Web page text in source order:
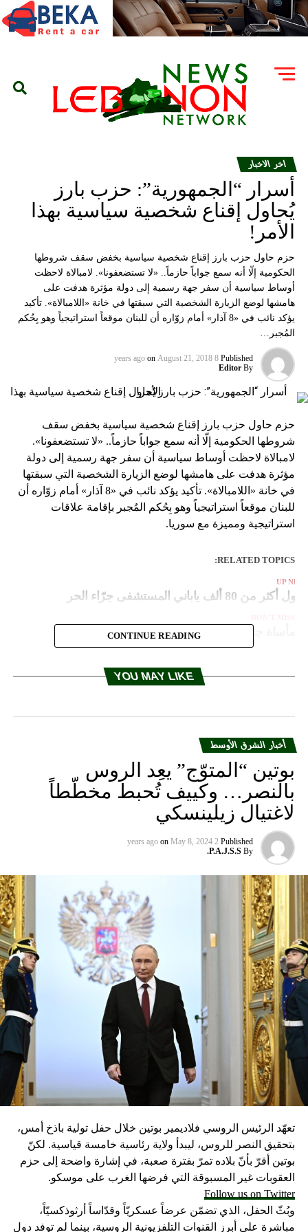
اخر الاخبار
أسرار “الجمهورية”: حزب بارز
يُحاول إقناع شخصية سياسية بهذا
الأمر!
حزم حاول حزب بارز إقناع شخصية سياسية بخفض سقف شروطها
الحكومية إلّا أنه سمع جواباً حازماً.. «لا تستضعفونا». لامبالاة لاحظت
أوساط سياسية أن سفر جهة رسمية إلى دولة مؤثرة هدفت على
هامشها لوضع الزيارة الشخصية التي سبقتها في خانة «اللامبالاة». تأكيد
يؤكد نائب في «8 آذار» أمام زوّاره أن للبنان موقعاً استراتيجياً وهو بِحُكم
المُجبر…
Published
8 years ago
on August 21, 2018
By
Editor
حزم حاول حزب بارز إقناع شخصية سياسية بخفض سقف
شروطها الحكومية إلّا أنه سمع جواباً حازماً.. «لا تستضعفونا».
لامبالاة لاحظت أوساط سياسية أن سفر جهة رسمية إلى دولة
مؤثرة هدفت على هامشها لوضع الزيارة الشخصية التي سبقتها
في خانة «اللامبالاة». تأكيد يؤكد نائب في «8 آذار» أمام زوّاره أن
للبنان موقعاً استراتيجياً وهو بِحُكم المُجبر بإقامة علاقات
استراتيجية ومميزة مع سوريا.
RELATED TOPICS:
UP
أكثر من 80 ألف ياباني المستشفى جرّاء الحر
مأساة جديدة في إيطاليا…CONTINUE READING
YOU MAY LIKE
أخبار الشرق الأوسط
بوتين “المتوّج” يعِد الروس
بالنصر… وكييف تُحبط مخطّطاً
لاغتيال زيلينسكي
Published
2 years ago
on May 8, 2024
By
P.A.J.S.S.
تعهّد الرئيس الروسي فلاديمير بوتين خلال حفل تولية باذخ أمس،
بتحقيق النصر للروس، ليبدأ ولاية رئاسية خامسة قياسية. لكنّ
بوتين أقرّ بأنّ بلاده تمرّ بفترة صعبة، في إشارة واضحة إلى حزم
العقوبات غير المسبوقة التي فرضها الغرب على موسكو.
Follow us on Twitter
وبُثّ الحفل، الذي تضمّن عرضاً عسكريّاً وقدّاساً أرثوذكسيّاً،
مباشرة على أبرز القنوات التلفزيونية الروسية، بينما لم توفد دول